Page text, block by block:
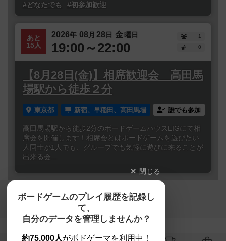
#どなたでも
#初参加歓迎
あと
15人
2026年 08 月 28日 金曜日
19:00～22:00
1
0
【8月28日(金)】相席歓迎会 高田馬
場駅から徒歩２分
東京都 新宿、早稲田、高田馬場 誰でも参加
高田馬場駅から徒歩2分のボードゲームハウスLIGにて相
席会を開催します！相席会とはボードゲームを遊びたい
人同士が1人でも、グループでも気軽に遊びに来ることが
出来る会...
閉じる
ボードゲームのプレイ履歴を記録し
て、
自分のデータを管理しませんか？
約75,000人がボドゲーマを利用中！
【ボドゲーマ】ボードゲームの総合情報サイト